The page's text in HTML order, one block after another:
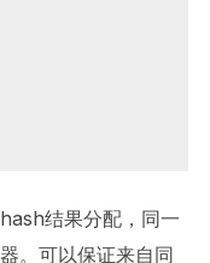
结果分配，同一
。可以保证来自同